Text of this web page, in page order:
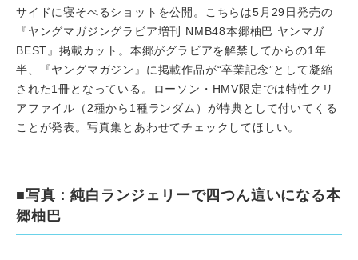
サイドに寝そべるショットを公開。こちらは5月29日発売の
『ヤングマガジングラビア増刊 NMB48本郷柚巴 ヤンマガ
BEST』掲載カット。本郷がグラビアを解禁してからの1年
半、『ヤングマガジン』に掲載作品が“卒業記念”として凝縮
された1冊となっている。ローソン・HMV限定では特性クリ
アファイル（2種から1種ランダム）が特典として付いてくる
ことが発表。写真集とあわせてチェックしてほしい。
■写真：純白ランジェリーで四つん這いになる本
郷柚巴